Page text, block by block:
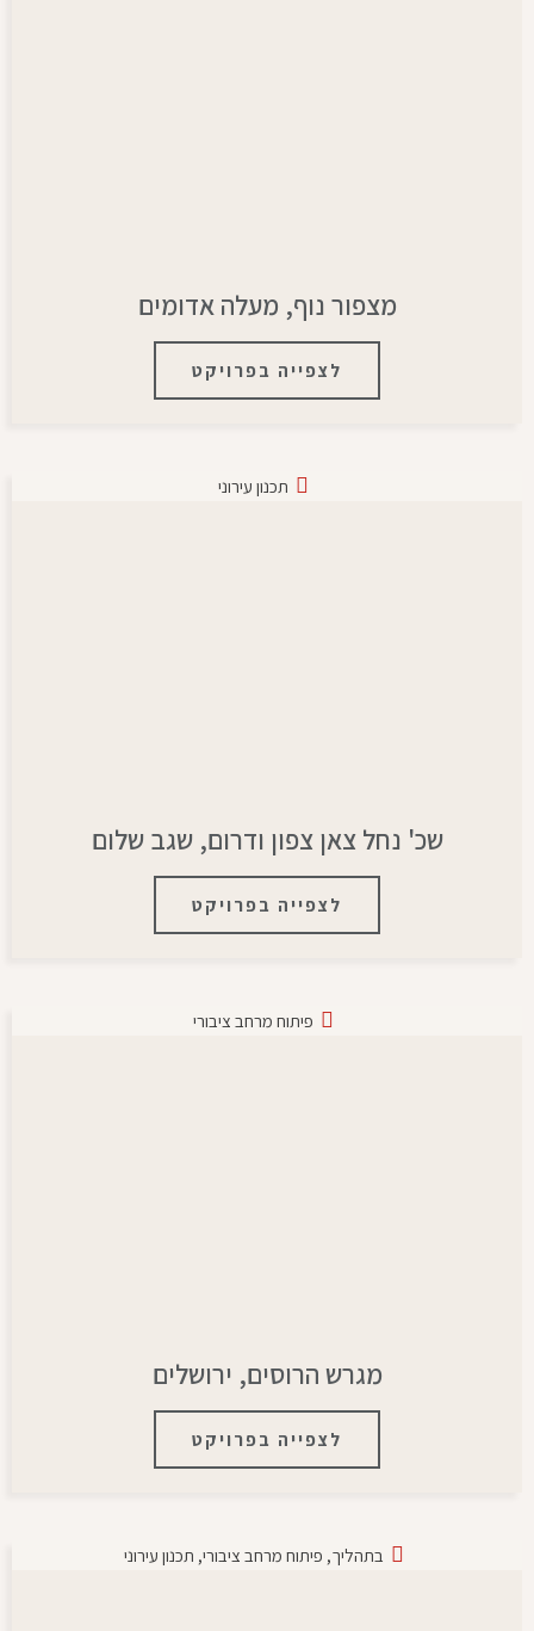
מצפור נוף, מעלה אדומים
לצפייה בפרויקט
תכנון עירוני
שכ' נחל צאן צפון ודרום, שגב שלום
לצפייה בפרויקט
פיתוח מרחב ציבורי
מגרש הרוסים, ירושלים
לצפייה בפרויקט
בתהליך, פיתוח מרחב ציבורי, תכנון עירוני